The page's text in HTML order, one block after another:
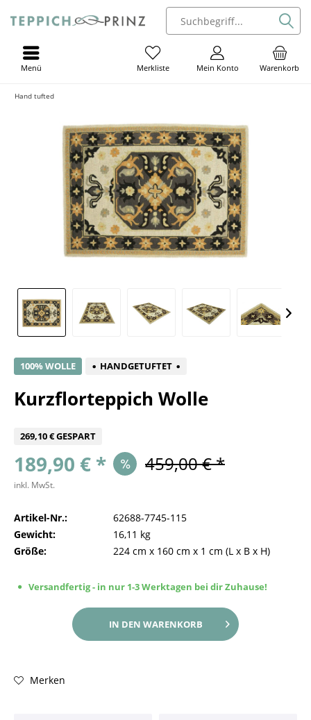
Warenkorb
Mein Konto
Merkliste
Menü
Hand tufted
100% WOLLE HANDGETUFTET
Kurzflorteppich Wolle
269,10 € GESPART
189,90 € * 459,00 € *
inkl. MwSt.
Artikel-Nr.:
62688-7745-115
Gewicht:
16,11 kg
Größe:
224 cm x 160 cm x 1 cm (L x B x H)
Versandfertig - in nur 1-3 Werktagen bei dir Zuhause!
IN DEN WARENKORB
Merken